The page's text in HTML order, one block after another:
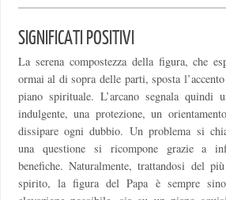
SIGNIFICATI POSITIVI
La serena compostezza della figura, che
ormai al di sopra delle parti, sposta
piano spirituale. L’arcano segnala quindi
indulgente, una protezione, un
dissipare ogni dubbio. Un problema si
una questione si ricompone grazie a
benefiche. Naturalmente, trattandosi del
spirito, la figura del Papa è sempre